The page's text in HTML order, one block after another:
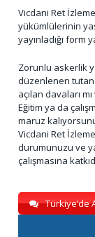
Vicdani Ret
yükümlülerinin
yayınladığı form
Zorunlu askerlik
düzenlenen
açılan davaları
Eğitim ya da
maruz
Vicdani Ret
durumunuzu ve
çalışmasına
Türkiye’de